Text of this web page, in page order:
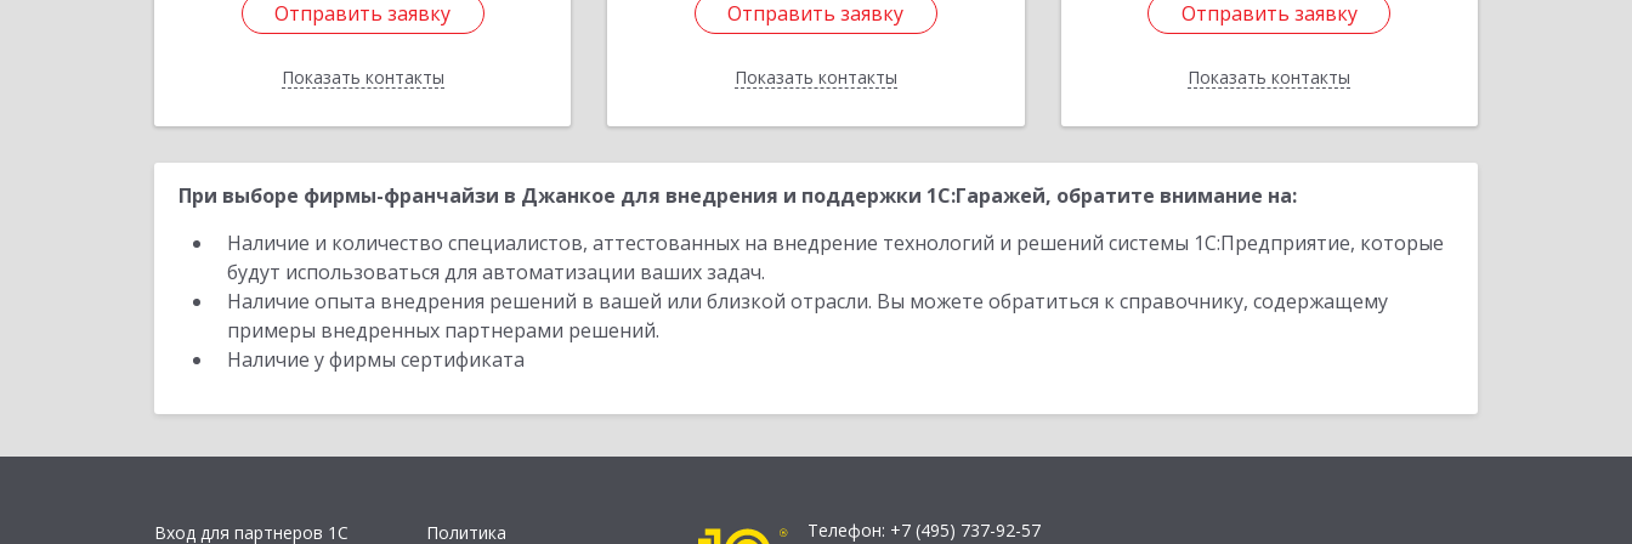
Отправить заявку
Показать контакты
Отправить заявку
Назад
Отправить заявку
Показать контакты
Отправить заявку
Назад
Отправить заявку
Показать контакты
Отправить заявку
Назад
При выборе фирмы-франчайзи в Джанкое для внедрения и поддержки 1С:Гаражей, обратите внимание на:
Наличие и количество специалистов, аттестованных на внедрение технологий и решений системы 1С:Предприятие, которые
будут использоваться для автоматизации ваших задач.
Наличие опыта внедрения решений в вашей или близкой отрасли. Вы можете обратиться к справочнику, содержащему
примеры внедренных партнерами решений.
Наличие у фирмы сертификата
Вход для партнеров 1С Политика Телефон: +7 (495) 737-92-57